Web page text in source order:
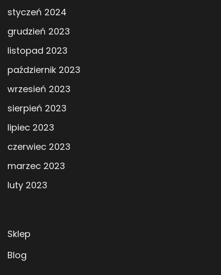
styczeń 2024
grudzień 2023
listopad 2023
październik 2023
wrzesień 2023
sierpień 2023
lipiec 2023
czerwiec 2023
marzec 2023
luty 2023
Sklep
Blog